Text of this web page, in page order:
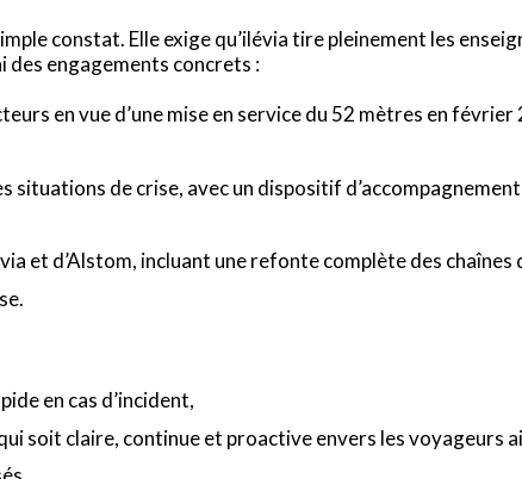
constat. Elle exige qu’ilévia tire pleinement les
des engagements concrets :
en vue d’une mise en service du 52 mètres en février
situations de crise, avec un dispositif
et d’Alstom, incluant une refonte complète des chaînes
en cas d’incident,
soit claire, continue et proactive envers les voyageurs